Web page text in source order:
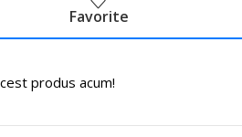
Favorite
produs acum!